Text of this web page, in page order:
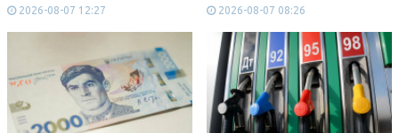
2026-08-07 12:27 2026-08-07 08:26